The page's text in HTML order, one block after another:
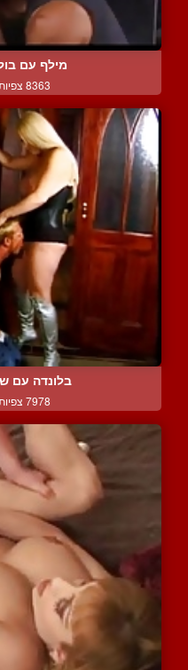
מילף עם
8363 צפיות
בלונדה עם
7978 צפיות